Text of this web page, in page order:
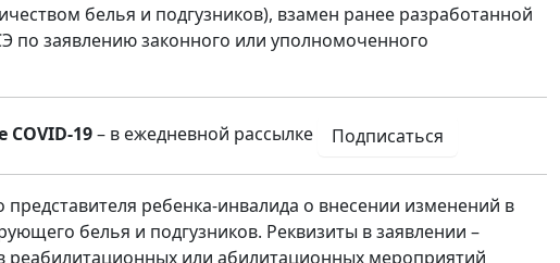
белья и подгузников), взамен ранее разработанной
по заявлению законного или уполномоченного
COVID-19– в ежедневной рассылке Подписаться
ребенка-инвалида о внесении изменений в
белья и подгузников. Реквизиты в заявлении –
реабилитационных или абилитационных мероприятий